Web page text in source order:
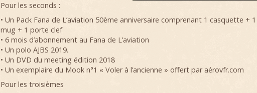
Pour les seconds :
• Un Pack Fana de L’aviation 50ème anniversaire comprenant 1 casquette + 1
mug + 1 porte clef
• 6 mois d’abonnement au Fana de L’aviation
• Un polo AJBS 2019.
• Un DVD du meeting édition 2018
• Un exemplaire du Mook n°1 « Voler à l’ancienne » offert par aérovfr.com
Pour les troisièmes